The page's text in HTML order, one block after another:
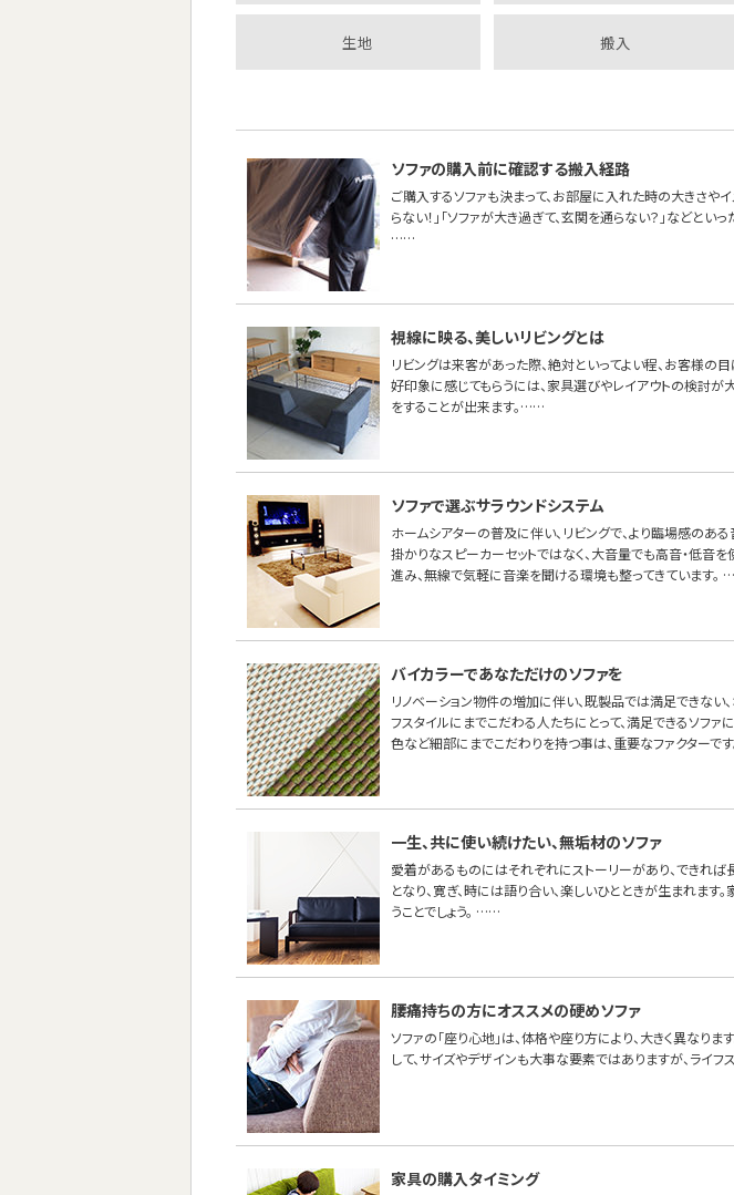
生地 搬入
ソファの購入前に確認する搬入経路
ご購入するソファも決まって、お部屋に入れた時の大きさや
らない！」「ソファが大き過ぎて、玄関を通らない？」などと
……
視線に映る、美しいリビングとは
リビングは来客があった際、絶対といってよい程、お客様の
好印象に感じてもらうには、家具選びやレイアウトの検討が
をすることが出来ます。……
ソファで選ぶサラウンドシステム
ホームシアターの普及に伴い、リビングで、より臨場感のあ
掛かりなスピーカーセットではなく、大音量でも高音・低音
進み、無線で気軽に音楽を聞ける環境も整ってきています。
バイカラーであなただけのソファを
リノベーション物件の増加に伴い、既製品では満足できない
フスタイルにまでこだわる人たちにとって、満足できるソファ
色など細部にまでこだわりを持つ事は、重要なファクターで
一生、共に使い続けたい、無垢材のソファ
愛着があるものにはそれぞれにストーリーがあり、できれば
となり、寛ぎ、時には語り合い、楽しいひとときが生まれま
うことでしょう。 ……
腰痛持ちの方にオススメの硬めソファ
ソファの「座り心地」は、体格や座り方により、大きく異なり
して、サイズやデザインも大事な要素ではありますが、ライ
家具の購入タイミング